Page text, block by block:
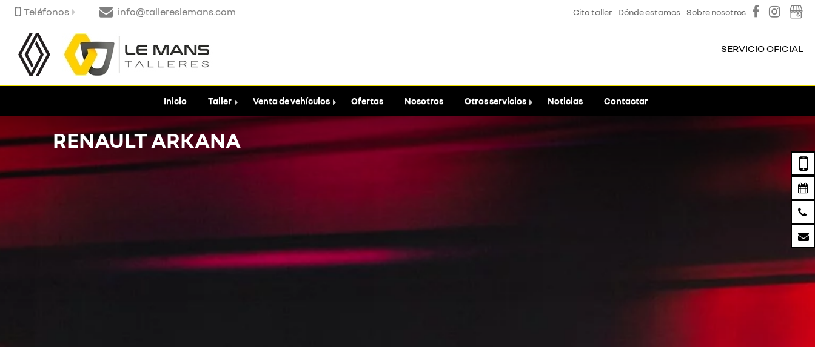
Teléfonos info@tallereslemans.com Cita taller Dónde estamos Sobre nosotros
SERVICIO OFICIAL
Inicio Taller Venta de vehículos Ofertas Nosotros Otros servicios Noticias Contactar
RENAULT ARKANA